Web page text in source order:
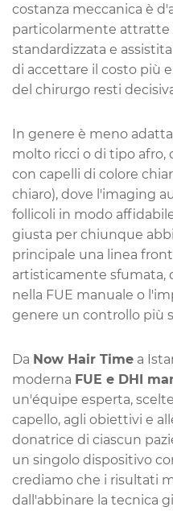
costanza meccanica è
particolarmente attratte
standardizzata e
di accettare il costo più
del chirurgo resti
In genere è meno
molto ricci o di tipo
con capelli di colore
chiaro), dove l'imaging
follicoli in modo
giusta per chiunque
principale una linea
artisticamente sfumata,
nella FUE manuale o
genere un controllo più
Da Now Hair Time a
moderna FUE e DHI
un'équipe esperta,
capello, agli obiettivi e
donatrice di ciascun
un singolo dispositivo
crediamo che i risultati
dall'abbinare la tecnica